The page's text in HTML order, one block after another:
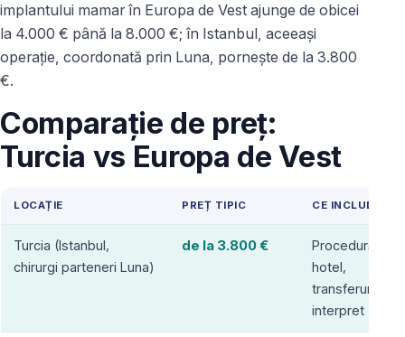
implantului mamar în Europa de Vest ajunge de obicei
la 4.000 € până la 8.000 €; în Istanbul, aceeași
operație, coordonată prin Luna, pornește de la 3.800
€.
Comparație de preț:
Turcia vs Europa de Vest
LOCAȚIE PREȚ TIPIC CE INCLUDE
Turcia (Istanbul,
chirurgi parteneri Luna)
de la 3.800 €
Procedură,
hotel,
transferuri,
interpret